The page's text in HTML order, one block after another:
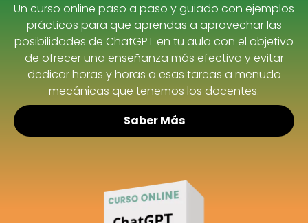
Un curso online paso a paso y guiado con ejemplos
prácticos para que aprendas a aprovechar las
posibilidades de ChatGPT en tu aula con el objetivo
de ofrecer una enseñanza más efectiva y evitar
dedicar horas y horas a esas tareas a menudo
mecánicas que tenemos los docentes.
Saber Más